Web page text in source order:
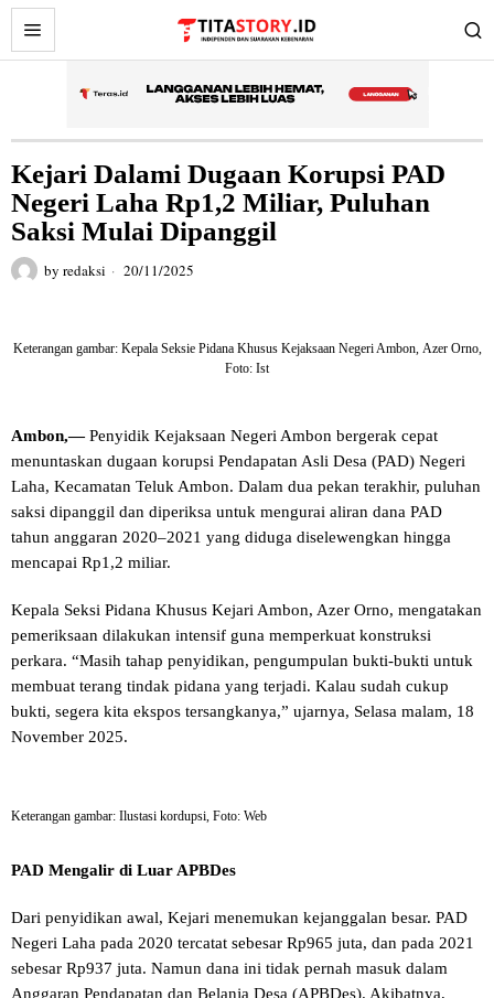
Kejari Dalami Dugaan Korupsi PAD
Negeri Laha Rp1,2 Miliar, Puluhan
Saksi Mulai Dipanggil
by redaksi 20/11/2025
Keterangan gambar: Kepala Seksie Pidana Khusus Kejaksaan Negeri Ambon, Azer Orno,
Foto: Ist
Ambon,—Penyidik Kejaksaan Negeri Ambon bergerak cepat
menuntaskan dugaan korupsi Pendapatan Asli Desa (PAD) Negeri
Laha, Kecamatan Teluk Ambon. Dalam dua pekan terakhir, puluhan
saksi dipanggil dan diperiksa untuk mengurai aliran dana PAD
tahun anggaran 2020–2021 yang diduga diselewengkan hingga
mencapai Rp1,2 miliar.
Kepala Seksi Pidana Khusus Kejari Ambon, Azer Orno, mengatakan
pemeriksaan dilakukan intensif guna memperkuat konstruksi
perkara. “Masih tahap penyidikan, pengumpulan bukti-bukti untuk
membuat terang tindak pidana yang terjadi. Kalau sudah cukup
bukti, segera kita ekspos tersangkanya,” ujarnya, Selasa malam, 18
November 2025.
Keterangan gambar: Ilustasi kordupsi, Foto: Web
PAD Mengalir di Luar APBDes
Dari penyidikan awal, Kejari menemukan kejanggalan besar. PAD
Negeri Laha pada 2020 tercatat sebesar Rp965 juta, dan pada 2021
sebesar Rp937 juta. Namun dana ini tidak pernah masuk dalam
Anggaran Pendapatan dan Belanja Desa (APBDes). Akibatnya,